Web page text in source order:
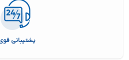
پشتیبانی